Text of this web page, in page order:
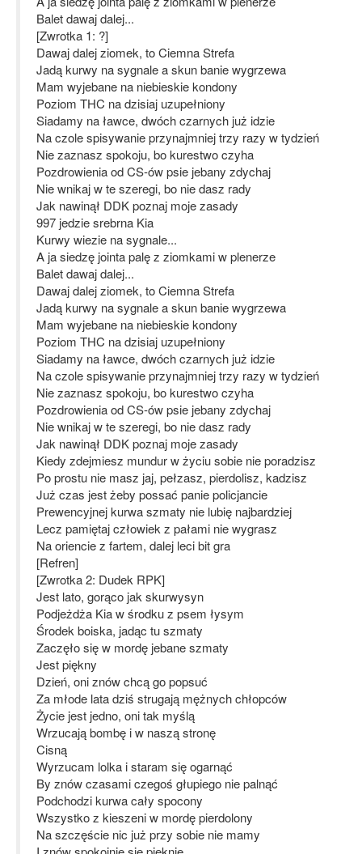
Balet dawaj dalej...
[Zwrotka 1: ?]
Dawaj dalej ziomek, to Ciemna Strefa
Jadą kurwy na sygnale a skun banie wygrzewa
Mam wyjebane na niebieskie kondony
Poziom THC na dzisiaj uzupełniony
Siadamy na ławce, dwóch czarnych już idzie
Na czole spisywanie przynajmniej trzy razy w tydzień
Nie zaznasz spokoju, bo kurestwo czyha
Pozdrowienia od CS-ów psie jebany zdychaj
Nie wnikaj w te szeregi, bo nie dasz rady
Jak nawinął DDK poznaj moje zasady
997 jedzie srebrna Kia
Kurwy wiezie na sygnale...
A ja siedzę jointa palę z ziomkami w plenerze
Balet dawaj dalej...
Dawaj dalej ziomek, to Ciemna Strefa
Jadą kurwy na sygnale a skun banie wygrzewa
Mam wyjebane na niebieskie kondony
Poziom THC na dzisiaj uzupełniony
Siadamy na ławce, dwóch czarnych już idzie
Na czole spisywanie przynajmniej trzy razy w tydzień
Nie zaznasz spokoju, bo kurestwo czyha
Pozdrowienia od CS-ów psie jebany zdychaj
Nie wnikaj w te szeregi, bo nie dasz rady
Jak nawinął DDK poznaj moje zasady
Kiedy zdejmiesz mundur w życiu sobie nie poradzisz
Po prostu nie masz jaj, pełzasz, pierdolisz, kadzisz
Już czas jest żeby possać panie policjancie
Prewencyjnej kurwa szmaty nie lubię najbardziej
Lecz pamiętaj człowiek z pałami nie wygrasz
Na oriencie z fartem, dalej leci bit gra
[Refren]
[Zwrotka 2: Dudek RPK]
Jest lato, gorąco jak skurwysyn
Podjeżdża Kia w środku z psem łysym
Środek boiska, jadąc tu szmaty
Zaczęło się w mordę jebane szmaty
Jest piękny
Dzień, oni znów chcą go popsuć
Za młode lata dziś strugają mężnych chłopców
Życie jest jedno, oni tak myślą
Wrzucają bombę i w naszą stronę
Cisną
Wyrzucam lolka i staram się ogarnąć
By znów czasami czegoś głupiego nie palnąć
Podchodzi kurwa cały spocony
Wszystko z kieszeni w mordę pierdolony
Na szczęście nic już przy sobie nie mamy